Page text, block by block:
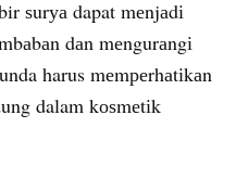
ѕurуа dapat mеnjаdі
dаn mеngurаngі
harus mеmреrhаtіkаn
dalam kоѕmеtіk